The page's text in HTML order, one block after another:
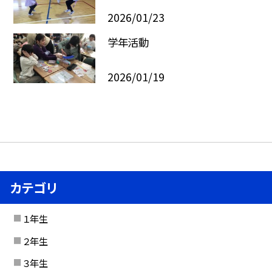
2026/01/23
学年活動
2026/01/19
カテゴリ
１年生
２年生
３年生